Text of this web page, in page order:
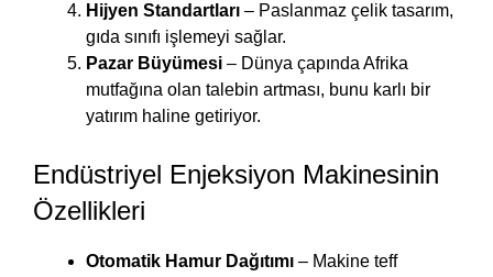
Hijyen Standartları – Paslanmaz çelik tasarım,
gıda sınıfı işlemeyi sağlar.
Pazar Büyümesi – Dünya çapında Afrika
mutfağına olan talebin artması, bunu karlı bir
yatırım haline getiriyor.
Endüstriyel Enjeksiyon Makinesinin
Özellikleri
Otomatik Hamur Dağıtımı – Makine teff